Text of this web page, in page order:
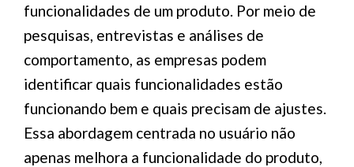
funcionalidades de um produto. Por meio de
pesquisas, entrevistas e análises de
comportamento, as empresas podem
identificar quais funcionalidades estão
funcionando bem e quais precisam de ajustes.
Essa abordagem centrada no usuário não
apenas melhora a funcionalidade do produto,